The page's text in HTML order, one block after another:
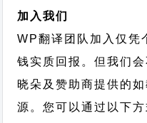
加入我们
WP翻译团队加入仅凭
钱实质回报。但我们
晓朵及赞助商提供的
源。您可以通过以下方